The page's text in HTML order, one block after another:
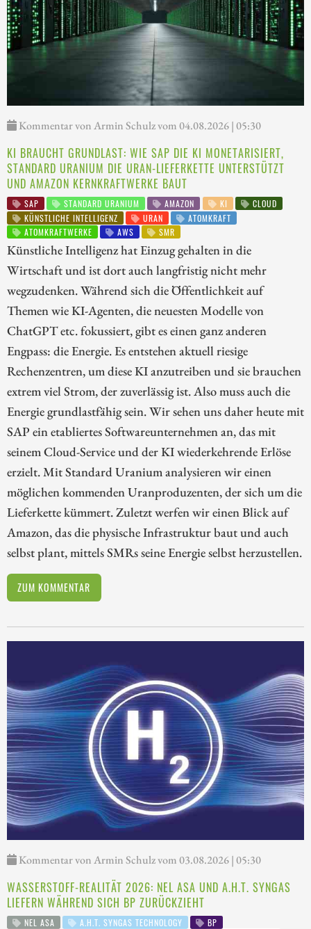
Kommentar von Armin Schulz vom 04.08.2026 | 05:30
KI BRAUCHT GRUNDLAST: WIE SAP DIE KI MONETARISIERT,
STANDARD URANIUM DIE URAN-LIEFERKETTE UNTERSTÜTZT
UND AMAZON KERNKRAFTWERKE BAUT
SAP STANDARD URANIUM AMAZON KI
CLOUD
KÜNSTLICHE INTELLIGENZ
URAN
ATOMKRAFT
ATOMKRAFTWERKE
AWS SMR
Künstliche Intelligenz hat Einzug gehalten in die
Wirtschaft und ist dort auch langfristig nicht mehr
wegzudenken. Während sich die Öffentlichkeit auf
Themen wie KI-Agenten, die neuesten Modelle von
ChatGPT etc. fokussiert, gibt es einen ganz anderen
Engpass: die Energie. Es entstehen aktuell riesige
Rechenzentren, um diese KI anzutreiben und sie brauchen
extrem viel Strom, der zuverlässig ist. Also muss auch die
Energie grundlastfähig sein. Wir sehen uns daher heute mit
SAP ein etabliertes Softwareunternehmen an, das mit
seinem Cloud-Service und der KI wiederkehrende Erlöse
erzielt. Mit Standard Uranium analysieren wir einen
möglichen kommenden Uranproduzenten, der sich um die
Lieferkette kümmert. Zuletzt werfen wir einen Blick auf
Amazon, das die physische Infrastruktur baut und auch
selbst plant, mittels SMRs seine Energie selbst herzustellen.
ZUM KOMMENTAR
Kommentar von Armin Schulz vom 03.08.2026 | 05:30
WASSERSTOFF-REALITÄT 2026: NEL ASA UND A.H.T. SYNGAS
LIEFERN WÄHREND SICH BP ZURÜCKZIEHT
NEL ASA A.H.T. SYNGAS TECHNOLOGY
BP